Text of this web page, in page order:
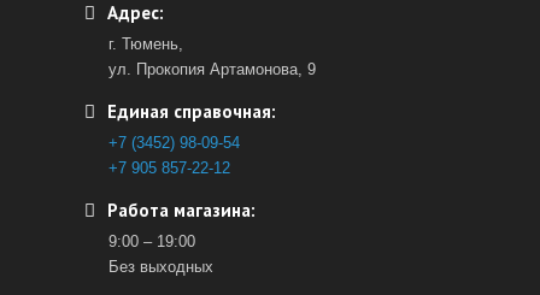
Адрес:
г. Тюмень,
ул. Прокопия Артамонова, 9
Единая справочная:
+7 (3452) 98-09-54
+7 905 857-22-12
Работа магазина:
9:00 – 19:00
Без выходных